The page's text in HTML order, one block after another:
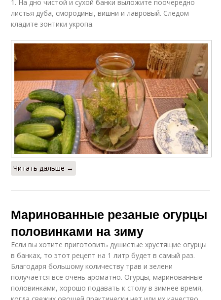
1. На дно чистой и сухой банки выложите поочередно
листья дуба, смородины, вишни и лавровый. Следом
кладите зонтики укропа.
Читать дальше →
Маринованные резаные огурцы
половинками на зиму
Если вы хотите приготовить душистые хрустящие огурцы
в банках, то этот рецепт на 1 литр будет в самый раз.
Благодаря большому количеству трав и зелени
получается все очень ароматно. Огурцы, маринованные
половинками, хорошо подавать к столу в зимнее время,